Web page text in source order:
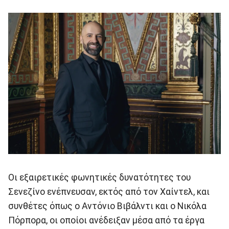
Οι εξαιρετικές φωνητικές δυνατότητες του
Σενεζίνο ενέπνευσαν, εκτός από τον Χαίντελ, και
συνθέτες όπως ο Αντόνιο Βιβάλντι και ο Νικόλα
Πόρπορα, οι οποίοι ανέδειξαν μέσα από τα έργα